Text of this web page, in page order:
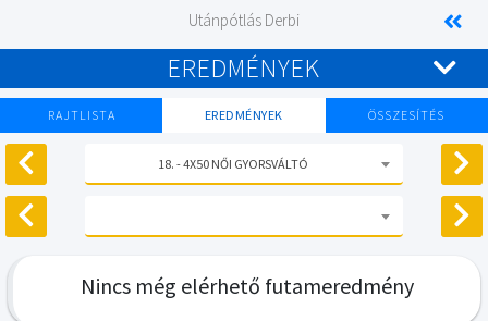
Utánpótlás Derbi
EREDMÉNYEK
RAJTLISTA EREDMÉNYEK ÖSSZESÍTÉS
18. - 4X50 NŐI GYORSVÁLTÓ
Nincs még elérhető futameredmény